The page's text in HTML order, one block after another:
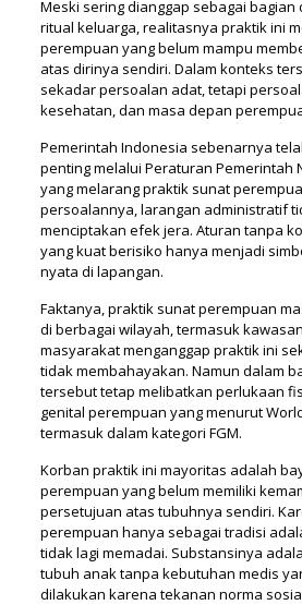
Meski sering dianggap sebagai
ritual keluarga, realitasnya praktik ini
perempuan yang belum mampu
atas dirinya sendiri. Dalam konteks
sekadar persoalan adat, tetapi
kesehatan, dan masa depan
Pemerintah Indonesia sebenarnya
penting melalui Peraturan Pemerintah
yang melarang praktik sunat
persoalannya, larangan administratif
menciptakan efek jera. Aturan tanpa
yang kuat berisiko hanya menjadi
nyata di lapangan.
Faktanya, praktik sunat perempuan
di berbagai wilayah, termasuk
masyarakat menganggap praktik ini
tidak membahayakan. Namun dalam
tersebut tetap melibatkan perlukaan
genital perempuan yang menurut
termasuk dalam kategori FGM.
Korban praktik ini mayoritas adalah
perempuan yang belum memiliki
persetujuan atas tubuhnya sendiri.
perempuan hanya sebagai tradisi
tidak lagi memadai. Substansinya
tubuh anak tanpa kebutuhan medis
dilakukan karena tekanan norma